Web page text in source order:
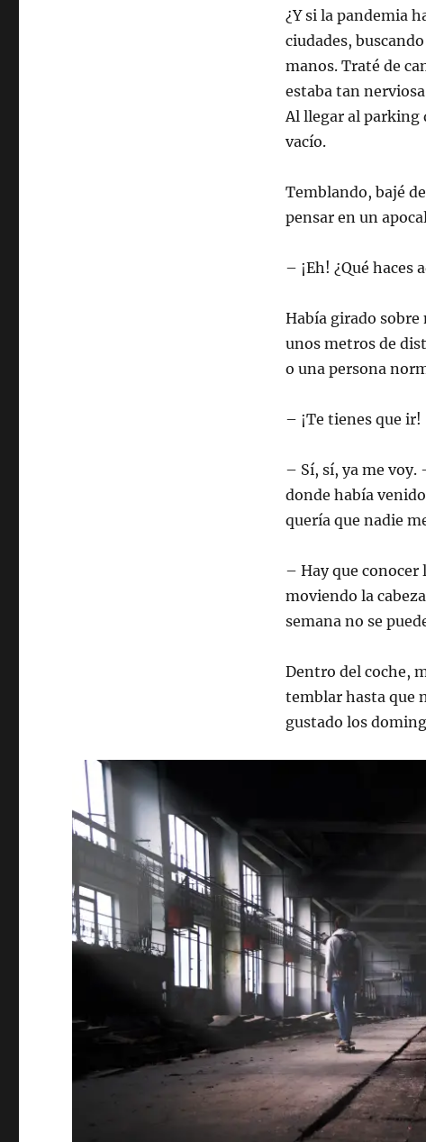
¿Y si la pandemia
ciudades,
manos. Traté de
estaba tan
Al llegar al parking
vacío.
Temblando, bajé
pensar en un
– ¡Eh! ¿Qué haces
Había girado sobre
unos metros de
o una persona
– ¡Te tienes que
– Sí, sí, ya me voy.
donde había
quería que nadie
– Hay que conocer
moviendo la
semana no se
Dentro del coche,
temblar hasta que
gustado los